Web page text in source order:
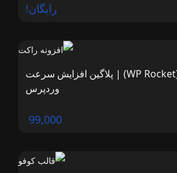
رایگان!
افزونه راکت (WP Rocket) | پلاگین افزایش سرعت
وردپرس
99,000